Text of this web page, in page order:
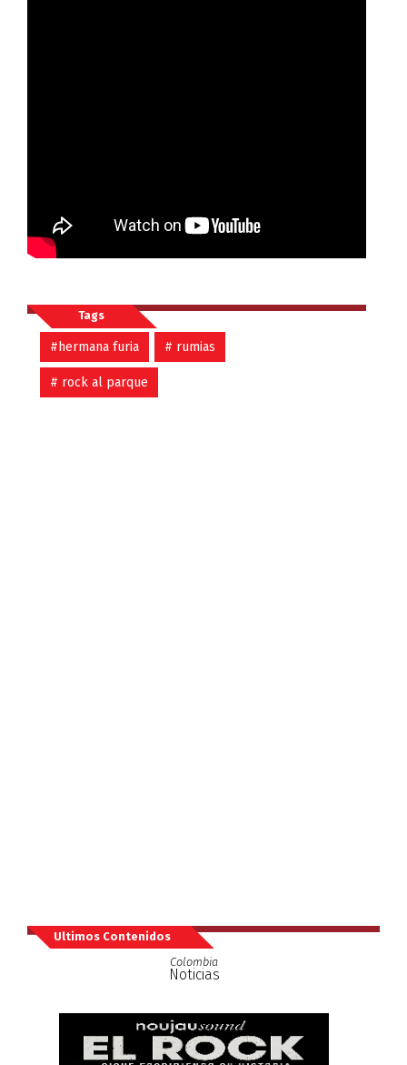
Tags
#hermana furia # rumias
# rock al parque
Ultimos Contenidos
Colombia
Noticias